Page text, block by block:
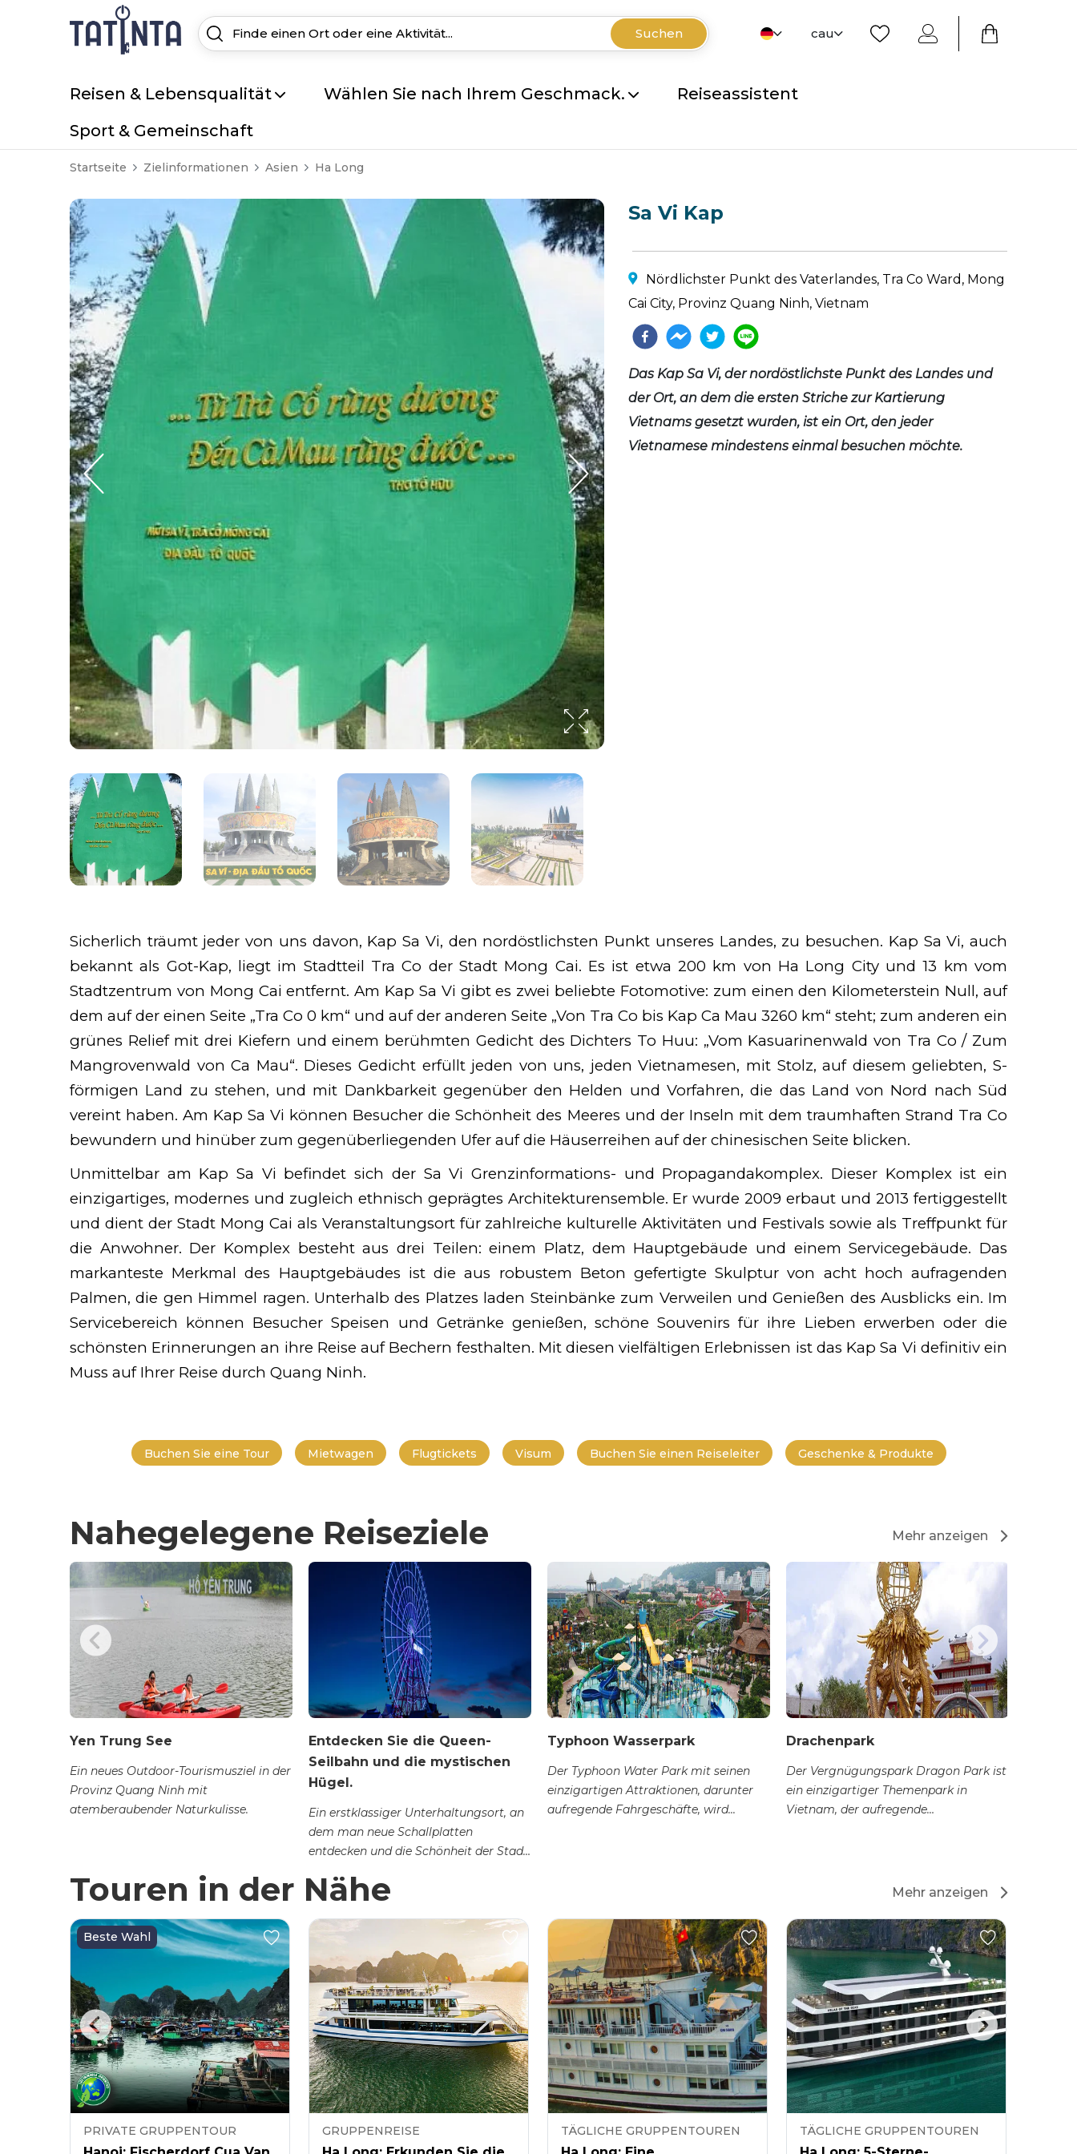
Suchen cau
Reisen & Lebensqualität Wählen Sie nach Ihrem Geschmack.
Reiseassistent
Sport & Gemeinschaft
Startseite Zielinformationen Asien Ha Long
Sa Vi Kap
Nördlichster Punkt des Vaterlandes, Tra Co Ward, Mong
Cai City, Provinz Quang Ninh, Vietnam
Das Kap Sa Vi, der nordöstlichste Punkt des Landes und
der Ort, an dem die ersten Striche zur Kartierung
Vietnams gesetzt wurden, ist ein Ort, den jeder
Vietnamese mindestens einmal besuchen möchte.
Sicherlich träumt jeder von uns davon, Kap Sa Vi, den nordöstlichsten Punkt unseres Landes, zu besuchen. Kap Sa Vi, auch
bekannt als Got-Kap, liegt im Stadtteil Tra Co der Stadt Mong Cai. Es ist etwa 200 km von Ha Long City und 13 km vom
Stadtzentrum von Mong Cai entfernt. Am Kap Sa Vi gibt es zwei beliebte Fotomotive: zum einen den Kilometerstein Null, auf
dem auf der einen Seite „Tra Co 0 km“ und auf der anderen Seite „Von Tra Co bis Kap Ca Mau 3260 km“ steht; zum anderen ein
grünes Relief mit drei Kiefern und einem berühmten Gedicht des Dichters To Huu: „Vom Kasuarinenwald von Tra Co / Zum
Mangrovenwald von Ca Mau“. Dieses Gedicht erfüllt jeden von uns, jeden Vietnamesen, mit Stolz, auf diesem geliebten, S-
förmigen Land zu stehen, und mit Dankbarkeit gegenüber den Helden und Vorfahren, die das Land von Nord nach Süd
vereint haben. Am Kap Sa Vi können Besucher die Schönheit des Meeres und der Inseln mit dem traumhaften Strand Tra Co
bewundern und hinüber zum gegenüberliegenden Ufer auf die Häuserreihen auf der chinesischen Seite blicken.
Unmittelbar am Kap Sa Vi befindet sich der Sa Vi Grenzinformations- und Propagandakomplex. Dieser Komplex ist ein
einzigartiges, modernes und zugleich ethnisch geprägtes Architekturensemble. Er wurde 2009 erbaut und 2013 fertiggestellt
und dient der Stadt Mong Cai als Veranstaltungsort für zahlreiche kulturelle Aktivitäten und Festivals sowie als Treffpunkt für
die Anwohner. Der Komplex besteht aus drei Teilen: einem Platz, dem Hauptgebäude und einem Servicegebäude. Das
markanteste Merkmal des Hauptgebäudes ist die aus robustem Beton gefertigte Skulptur von acht hoch aufragenden
Palmen, die gen Himmel ragen. Unterhalb des Platzes laden Steinbänke zum Verweilen und Genießen des Ausblicks ein. Im
Servicebereich können Besucher Speisen und Getränke genießen, schöne Souvenirs für ihre Lieben erwerben oder die
schönsten Erinnerungen an ihre Reise auf Bechern festhalten. Mit diesen vielfältigen Erlebnissen ist das Kap Sa Vi definitiv ein
Muss auf Ihrer Reise durch Quang Ninh.
Buchen Sie eine Tour Mietwagen Flugtickets Visum Buchen Sie einen Reiseleiter Geschenke & Produkte
Nahegelegene Reiseziele Mehr anzeigen
Yen Trung See
Ein neues Outdoor-Tourismusziel in der
Provinz Quang Ninh mit
atemberaubender Naturkulisse.
Entdecken Sie die Queen-
Seilbahn und die mystischen
Hügel.
Ein erstklassiger Unterhaltungsort, an
dem man neue Schallplatten
entdecken und die Schönheit der Stadt
kann.
Typhoon Wasserpark
Der Typhoon Water Park mit seinen
einzigartigen Attraktionen, darunter
aufregende Fahrgeschäfte, wird...
Drachenpark
Der Vergnügungspark Dragon Park ist
ein einzigartiger Themenpark in
Vietnam, der aufregende
Touren in der Nähe Mehr anzeigen
Beste Wahl
PRIVATE GRUPPENTOUR GRUPPENREISE TÄGLICHE GRUPPENTOUREN TÄGLICHE GRUPPENTOUREN